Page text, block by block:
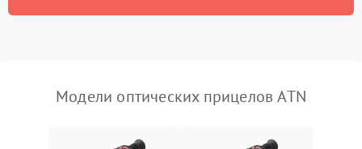
защиты от перегрева
Модели оптических прицелов ATN